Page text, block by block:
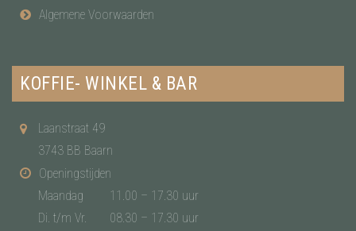
Algemene Voorwaarden
KOFFIE- WINKEL & BAR
Laanstraat 49
3743 BB Baarn
Openingstijden
Maandag
11.00 – 17.30 uur
Di. t/m Vr.
08.30 – 17.30 uur